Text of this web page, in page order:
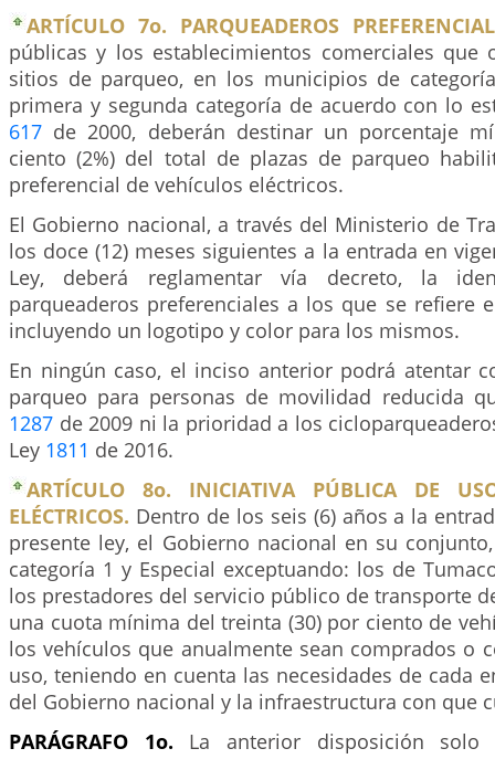
ARTÍCULO 7o. PARQUEADEROS
públicas y los establecimientos comerciales que
sitios de parqueo, en los municipios de
primera y segunda categoría de acuerdo con lo
617 de 2000, deberán destinar un porcentaje
ciento (2%) del total de plazas de parqueo
preferencial de vehículos eléctricos.
El Gobierno nacional, a través del Ministerio de
los doce (12) meses siguientes a la entrada en
Ley, deberá reglamentar vía decreto, la
parqueaderos preferenciales a los que se refiere
incluyendo un logotipo y color para los mismos.
En ningún caso, el inciso anterior podrá atentar
parqueo para personas de movilidad reducida
1287 de 2009 ni la prioridad a los
Ley 1811 de 2016.
ARTÍCULO 8o. INICIATIVA PÚBLICA DE
ELÉCTRICOS. Dentro de los seis (6) años a la
presente ley, el Gobierno nacional en su
categoría 1 y Especial exceptuando: los de
los prestadores del servicio público de transporte
una cuota mínima del treinta (30) por ciento de
los vehículos que anualmente sean comprados o
uso, teniendo en cuenta las necesidades de cada
del Gobierno nacional y la infraestructura con que
PARÁGRAFO 1o. La anterior disposición solo